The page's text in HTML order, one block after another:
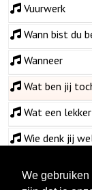
Vuurwerk
Wann bist du
Wanneer
Wat ben jij
Wat een
Wie denk jij
We gebruiken